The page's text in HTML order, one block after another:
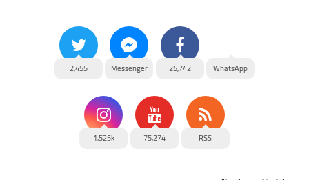
WhatsApp
25,742
Messenger
2,455
RSS
75,274
1,525k